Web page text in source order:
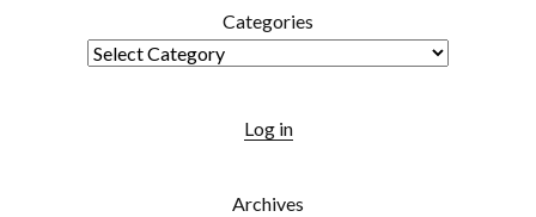
Categories
Log in
Archives